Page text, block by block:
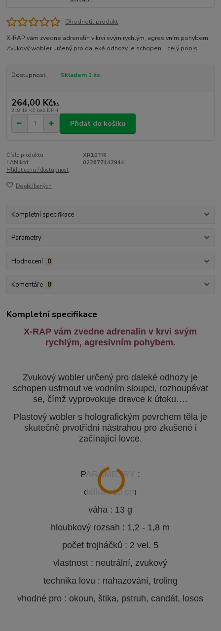
Ohodnotit produkt
X-RAP vám zvedne adrenalin v krvi svým rychlým, agresivním pohybem.
Zvukový wobler určený pro daleké odhozy je schopen... celý popis
Dostupnost Skladem 1 ks
264,00 Kč/ks
218,18 Kč bez DPH
Přidat do košíku
Číslo produktu:
XR10TR
EAN kód:
022677142944
Hlídat cenu / dostupnost
Do oblíbených
Kompletní specifikace
Parametry
Hodnocení 0
Komentáře 0
Kompletní specifikace
X-RAP vám zvedne adrenalin v krvi svým
rychlým, agresivním pohybem.
Zvukový wobler určený pro daleké odhozy je
schopen ustrnout ve vodním sloupci, rozhoupávat
se, čímž vyprovokuje dravce k útoku….
Plastový wobler s holografickým povrchem těla je
skutečně prvotřídní nástrahou pro zkušené i
začínající lovce.
PARAMETRY :
délka : 10 cm
váha : 13 g
hloubkový rozsah : 1,2 - 1,8 m
počet trojháčků : 2 vel. 5
vlastnost : neutrální, zvukový
technika lovu : nahazování, troling
vhodné pro : okoun, štika, pstruh, candát, losos